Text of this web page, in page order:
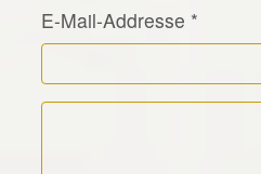
E-Mail-Addresse *
Kommentar Text